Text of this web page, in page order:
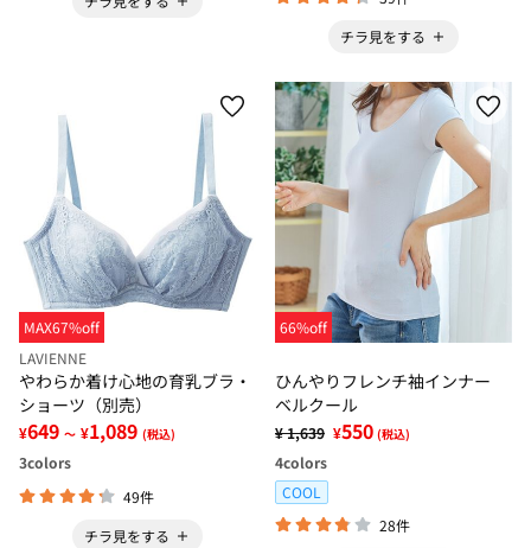
チラ見をする
MAX67%off
LAVIENNE
やわらか着け心地の育乳ブラ・
ショーツ（別売）
¥649 ～ ¥1,089 (税込)
3colors
49件
チラ見をする
66%off
ひんやりフレンチ袖インナー
ベルクール
¥ 1,639 ¥550 (税込)
4colors
COOL
28件